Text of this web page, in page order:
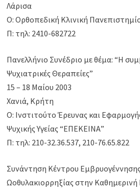
Λάρισα
Ο: Ορθοπεδική Κλινική
Π: τηλ: 2410-682722
Πανελλήνιο Συνέδριο με θέμα: “Η
Ψυχιατρικές Θεραπείες”
15 – 18 Μαίου 2003
Χανιά, Κρήτη
Ο: Ινστιτούτο Έρευνας και
Ψυχικής Υγείας “ΕΠΕΚΕΙΝΑ”
Π: τηλ: 210-32.36.537, 210-76.65.822
Συνάντηση Κέντρου
Ωοθυλακιορρηξίας στην Καθημερινή